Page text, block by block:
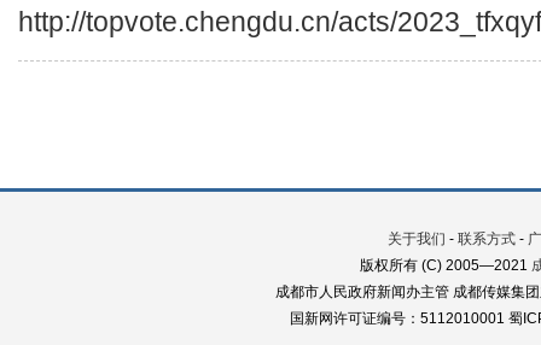
http://topvote.chengdu.cn/acts/
关于我们 - 联系方式 -
版权所有 (C) 2005—2021
成都市人民政府新闻办主管 成都传媒集
国新网许可证编号：5112010001 蜀